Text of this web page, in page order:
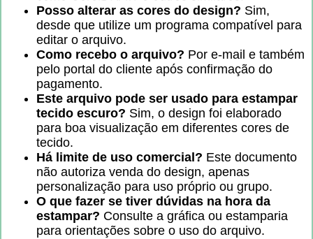
Posso alterar as cores do design? Sim,
desde que utilize um programa compatível para
editar o arquivo.
Como recebo o arquivo? Por e-mail e também
pelo portal do cliente após confirmação do
pagamento.
Este arquivo pode ser usado para estampar
tecido escuro? Sim, o design foi elaborado
para boa visualização em diferentes cores de
tecido.
Há limite de uso comercial? Este documento
não autoriza venda do design, apenas
personalização para uso próprio ou grupo.
O que fazer se tiver dúvidas na hora da
estampar? Consulte a gráfica ou estamparia
para orientações sobre o uso do arquivo.